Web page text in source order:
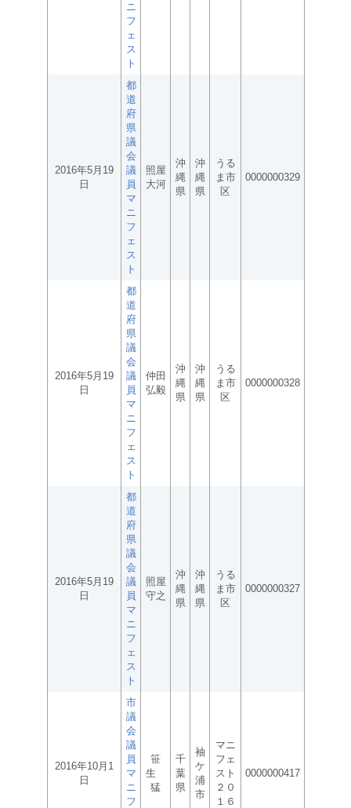
ニ
フ
ェ
ス
ト
2016年5月19
日
都
道
府
県
議
会
議
員
マ
ニ
フ
ェ
ス
ト
照屋
大河
沖
縄
県
沖
縄
県
うる
ま市
区
0000000329
2016年5月19
日
都
道
府
県
議
会
議
員
マ
ニ
フ
ェ
ス
ト
仲田
弘毅
沖
縄
県
沖
縄
県
うる
ま市
区
0000000328
2016年5月19
日
都
道
府
県
議
会
議
員
マ
ニ
フ
ェ
ス
ト
照屋
守之
沖
縄
県
沖
縄
県
うる
ま市
区
0000000327
2016年10月1
日
市
議
会
議
員
マ
ニ
フ
笹
生
猛
千
葉
県
袖
ケ
浦
市
マニ
フェ
スト
２０
１６
0000000417